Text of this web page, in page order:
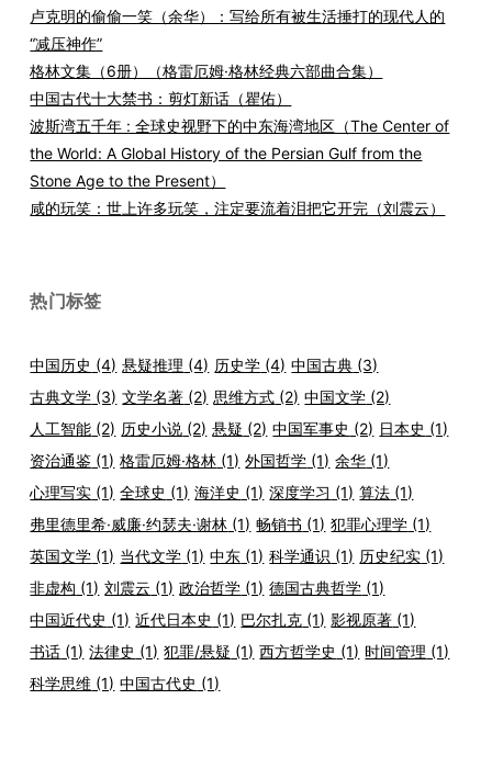
卢克明的偷偷一笑（余华）：写给所有被生活捶打的现代人的
“减压神作”
格林文集（6册）（格雷厄姆·格林经典六部曲合集）
中国古代十大禁书：剪灯新话（瞿佑）
波斯湾五千年 : 全球史视野下的中东海湾地区（The Center of
the World: A Global History of the Persian Gulf from the
Stone Age to the Present）
咸的玩笑：世上许多玩笑，注定要流着泪把它开完（刘震云）
热门标签
中国历史 (4) 悬疑推理 (4) 历史学 (4) 中国古典 (3)
古典文学 (3) 文学名著 (2) 思维方式 (2) 中国文学 (2)
人工智能 (2) 历史小说 (2) 悬疑 (2) 中国军事史 (2) 日本史 (1)
资治通鉴 (1) 格雷厄姆·格林 (1) 外国哲学 (1) 余华 (1)
心理写实 (1) 全球史 (1) 海洋史 (1) 深度学习 (1) 算法 (1)
弗里德里希·威廉·约瑟夫·谢林 (1) 畅销书 (1) 犯罪心理学 (1)
英国文学 (1) 当代文学 (1) 中东 (1) 科学通识 (1) 历史纪实 (1)
非虚构 (1) 刘震云 (1) 政治哲学 (1) 德国古典哲学 (1)
中国近代史 (1) 近代日本史 (1) 巴尔扎克 (1) 影视原著 (1)
书话 (1) 法律史 (1) 犯罪/悬疑 (1) 西方哲学史 (1) 时间管理 (1)
科学思维 (1) 中国古代史 (1)